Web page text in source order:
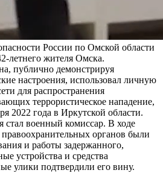
России по Омской области
летнего жителя Омска.
публично демонстрируя
настроения, использовал личную
для распространения
террористическое нападение,
2022 года в Иркутской области.
стал военный комиссар. В ходе
органов были
и работы задержанного,
устройства и средства
улики подтвердили его вину.